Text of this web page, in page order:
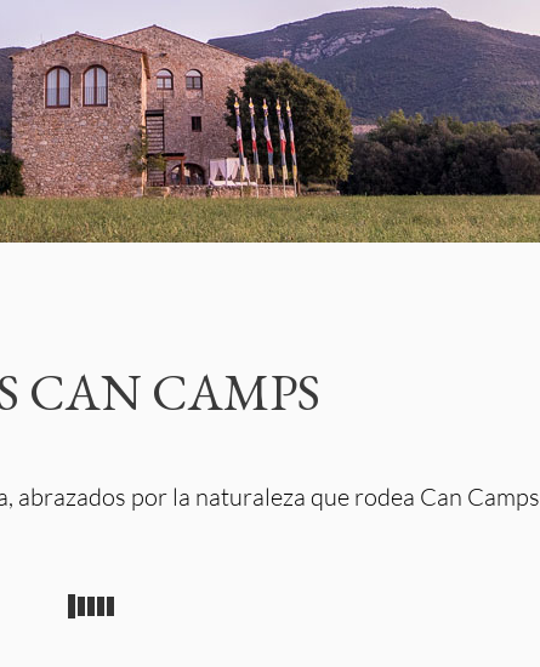
CAN CAMPS
abrazados por la naturaleza que rodea Can Camps